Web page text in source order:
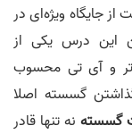
از جایگاه ویژه‌ای در
این درس یکی از
و آی تی محسوب
گسسته اصلا
گسستهنه تنها قادر